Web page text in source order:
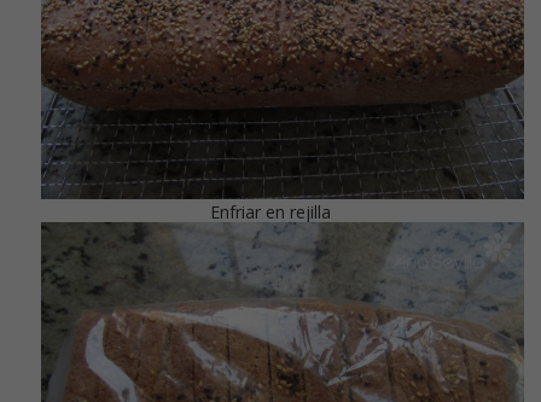
Enfriar en rejilla